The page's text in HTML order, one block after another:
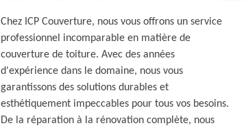
Chez ICP Couverture, nous vous offrons un service
professionnel incomparable en matière de
couverture de toiture. Avec des années
d'expérience dans le domaine, nous vous
garantissons des solutions durables et
esthétiquement impeccables pour tous vos besoins.
De la réparation à la rénovation complète, nous